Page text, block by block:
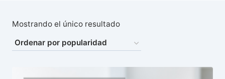
Mostrando el único resultado